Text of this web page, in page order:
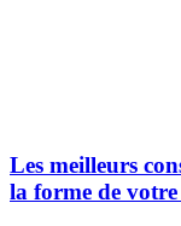
Les meilleurs
la forme de votre